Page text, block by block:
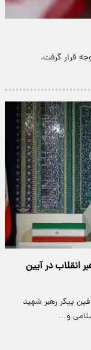
قرار گرفت.
انقلاب در آیین
پیکر رهبر شهید
و…